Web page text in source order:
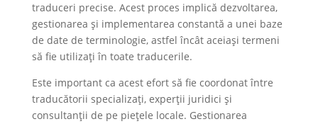
traduceri precise. Acest proces implică dezvoltarea,
gestionarea și implementarea constantă a unei baze
de date de terminologie, astfel încât aceiași termeni
să fie utilizați în toate traducerile.
Este important ca acest efort să fie coordonat între
traducătorii specializați, experții juridici și
consultanții de pe piețele locale. Gestionarea